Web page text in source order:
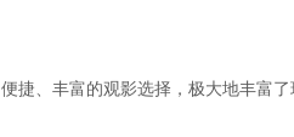
捷、丰富的观影选择，极大地丰富